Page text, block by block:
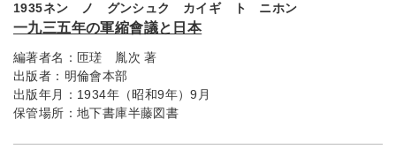
1935ネン ノ グンシュク カイギ ト ニホン
一九三五年の軍縮會議と日本
編著者名： 匝瑳 胤次 著
出版者： 明倫會本部
出版年月： 1934年（昭和9年）9月
保管場所： 地下書庫半藤図書